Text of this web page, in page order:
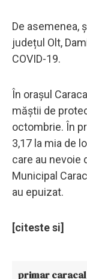
De asemenea,
județul Olt,
COVID-19.
În orașul
măștii de
octombrie. În
3,17 la mia de
care au nevoie
Municipal
au epuizat.
[citeste si]
primar caracal